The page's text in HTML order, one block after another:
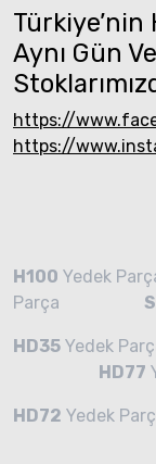
Aynı Gün
https://
https://
H100
Parça
HD35 Yedek
HD77
HD72 Yedek